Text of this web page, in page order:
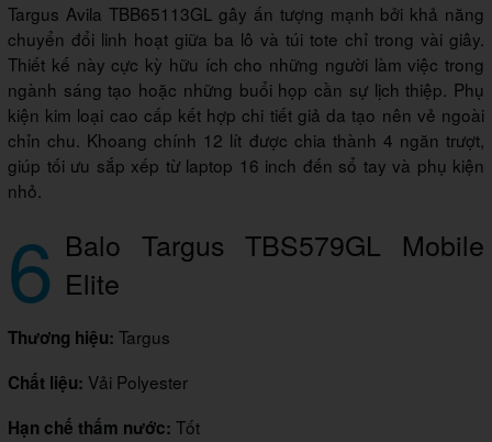
Targus Avila TBB65113GL gây ấn tượng mạnh bởi khả năng
chuyển đổi linh hoạt giữa ba lô và túi tote chỉ trong vài giây.
Thiết kế này cực kỳ hữu ích cho những người làm việc trong
ngành sáng tạo hoặc những buổi họp cần sự lịch thiệp. Phụ
kiện kim loại cao cấp kết hợp chi tiết giả da tạo nên vẻ ngoài
chỉn chu. Khoang chính 12 lít được chia thành 4 ngăn trượt,
giúp tối ưu sắp xếp từ laptop 16 inch đến sổ tay và phụ kiện
nhỏ.
6 Balo Targus TBS579GL Mobile
Elite
Thương hiệu: Targus
Chất liệu: Vải Polyester
Hạn chế thấm nước: Tốt